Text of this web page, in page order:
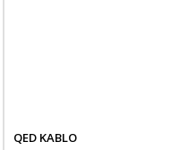
QED KABLO